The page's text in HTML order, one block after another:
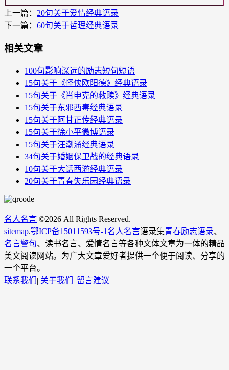
上一篇： 20句关于爱情经典语录
下一篇： 60句关于哲理经典语录
相关文章
100句影响深远的励志短句短语
15句关于《怪侠欧阳德》经典语录
15句关于《肖申克的救赎》经典语录
15句关于东邪西毒​经典语录
15句关于阿甘正传​经典语录
15句关于徐小平微博语录
15句关于汪潮涌经典语录
34句关于婚姻保卫战​的经典语录
10句关于大话西游经典语录
20句关于青春失乐园经典语录
名人名言 ©2026 All Rights Reserved.
sitemap.鄂ICP备15011593号-1 名人名言语录集青春励志语录、
名言警句、读书名言、爱情名言等各种文体文章为一体的精品
美文阅读网站。为广大文章爱好者提供一个便于阅读、分享的
一个平台。
联系我们 | 关于我们 | 留言建议|